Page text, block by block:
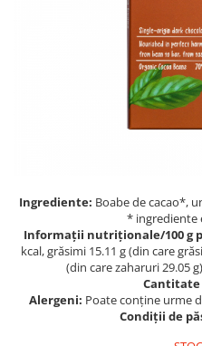
CIOCOLATĂ ȘI CACAO
REMEDII NATURISTE
TOATE PRODUSELE
Ingrediente: Boabe de cacao*,
* ingrediente
Informații nutriționale/100 g
kcal, grăsimi 15.11 g (din care
(din care zaharuri 29.05
Alergeni: Poate conține urme
Condiții de